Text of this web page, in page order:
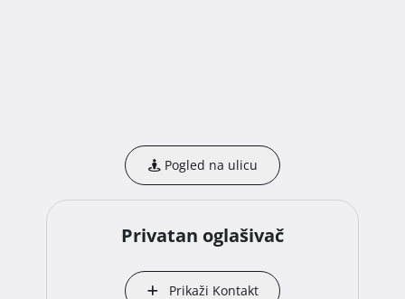
Pogled na ulicu
Privatan oglašivač
Prikaži Kontakt